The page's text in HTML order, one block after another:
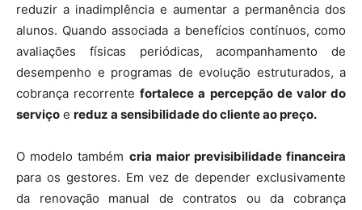
reduzir a inadimplência e aumentar a permanência dos
alunos. Quando associada a benefícios contínuos, como
avaliações físicas periódicas, acompanhamento de
desempenho e programas de evolução estruturados, a
cobrança recorrentefortalece a percepção de valor do
serviço e reduz a sensibilidade do cliente ao preço.
O modelo também cria maior previsibilidade financeira
para os gestores. Em vez de depender exclusivamente
da renovação manual de contratos ou da cobrança